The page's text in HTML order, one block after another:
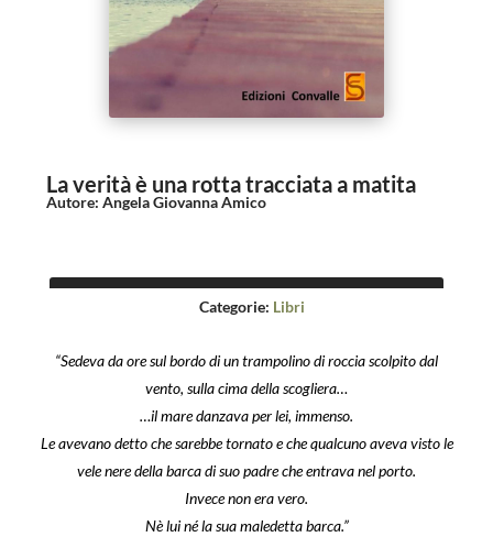
La verità è una rotta tracciata a matita
Autore:Angela Giovanna Amico
Categorie: Libri
“Sedeva da ore sul bordo di un trampolino di roccia scolpito dal
vento, sulla cima della scogliera…
…il mare danzava per lei, immenso.
Le avevano detto che sarebbe tornato e che qualcuno aveva visto le
vele nere della barca di suo padre che entrava nel porto.
Invece non era vero.
Nè lui né la sua maledetta barca.”